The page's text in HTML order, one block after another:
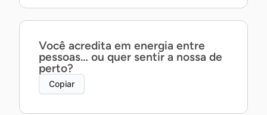
Você acredita em energia entre
pessoas… ou quer sentir a nossa de
perto?
Copiar